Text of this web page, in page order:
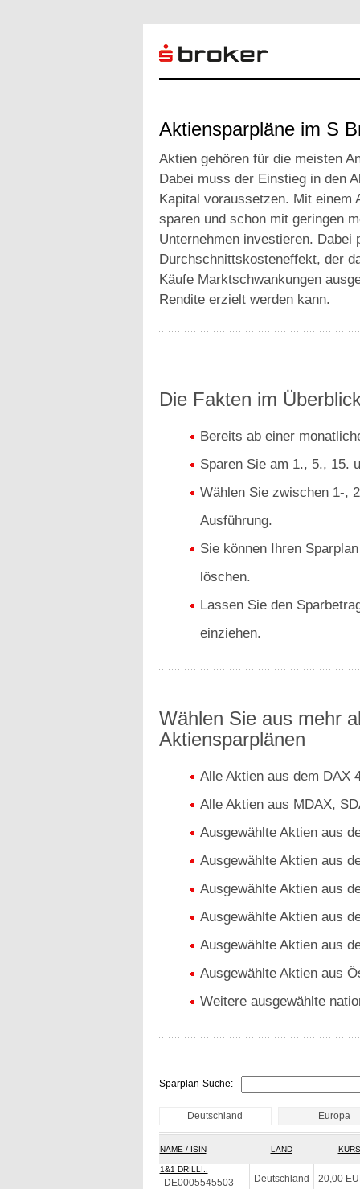
Aktiensparpläne im S
Aktien gehören für die meisten
Dabei muss der Einstieg in den
Kapital voraussetzen. Mit einem
sparen und schon mit geringen
Unternehmen investieren.
Durchschnittskosteneffekt, der
Käufe Marktschwankungen
Rendite erzielt werden kann.
Die Fakten im
Bereits ab einer
Sparen Sie am 1., 5., 15.
Wählen Sie zwischen 1-,
Ausführung.
Sie können Ihren
löschen.
Lassen Sie den
einziehen.
Wählen Sie aus mehr
Aktiensparplänen
Alle Aktien aus dem DAX
Alle Aktien aus MDAX,
Ausgewählte Aktien aus
Ausgewählte Aktien aus
Ausgewählte Aktien aus
Ausgewählte Aktien aus
Ausgewählte Aktien aus
Ausgewählte Aktien aus
Weitere ausgewählte
Sparplan-Suche:
Deutschland Europa
NAME / ISIN LAND KURS
1&1 DRILLI..
DE0005545503 Deutschland 20,00